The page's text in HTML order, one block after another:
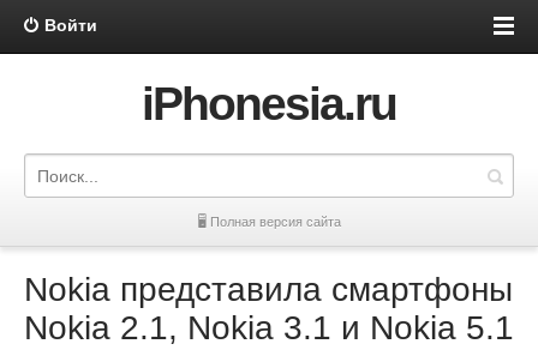
Войти
iPhonesia.ru
🖥 Полная версия сайта
Nokia представила смартфоны
Nokia 2.1, Nokia 3.1 и Nokia 5.1